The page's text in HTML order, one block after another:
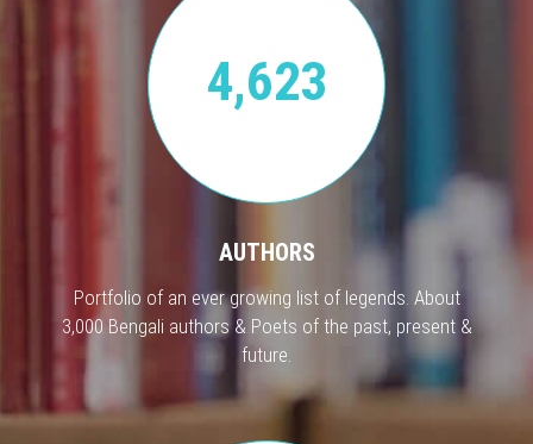
4,623
AUTHORS
Portfolio of an ever growing list of legends. About
3,000 Bengali authors & Poets of the past, present &
future.